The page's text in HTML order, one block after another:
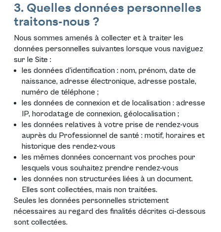
3. Quelles données personnelles
traitons-nous ?
Nous sommes amenés à collecter et à traiter les
données personnelles suivantes lorsque vous naviguez
sur le Site :
les données d’identification : nom, prénom, date de
naissance, adresse électronique, adresse postale,
numéro de téléphone ;
les données de connexion et de localisation : adresse
IP, horodatage de connexion, géolocalisation ;
les données relatives à votre prise de rendez-vous
auprès du Professionnel de santé : motif, horaires et
historique des rendez-vous
les mêmes données concernant vos proches pour
lesquels vous souhaitez prendre rendez-vous
les données non structurées liées à un document.
Elles sont collectées, mais non traitées.
Seules les données personnelles strictement
nécessaires au regard des finalités décrites ci-dessous
sont collectées.